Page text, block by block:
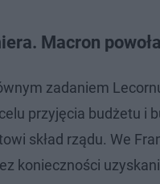
Macron
zadaniem
przyjęcia budżetu i
skład rządu. We
konieczności